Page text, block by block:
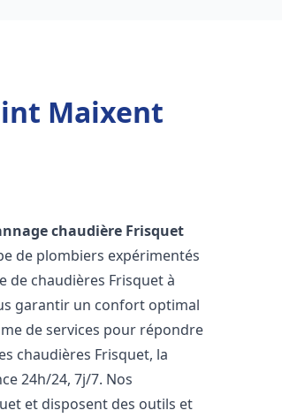
Maixent
chaudière Frisquet
de plombiers expérimentés
de chaudières Frisquet à
garantir un confort optimal
de services pour répondre
chaudières Frisquet, la
24h/24, 7j/7. Nos
et disposent des outils et